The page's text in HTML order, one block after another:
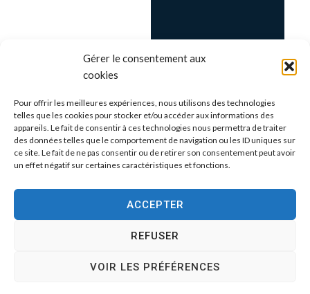
Gérer le consentement aux
cookies
Pour offrir les meilleures expériences, nous utilisons des technologies
telles que les cookies pour stocker et/ou accéder aux informations des
appareils. Le fait de consentir à ces technologies nous permettra de traiter
des données telles que le comportement de navigation ou les ID uniques sur
ce site. Le fait de ne pas consentir ou de retirer son consentement peut avoir
un effet négatif sur certaines caractéristiques et fonctions.
ACCEPTER
REFUSER
VOIR LES PRÉFÉRENCES